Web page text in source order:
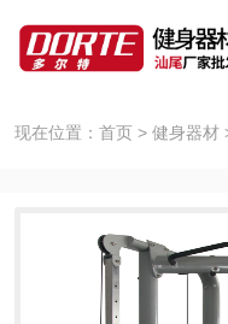
现在位置： 首页 > 健身器材